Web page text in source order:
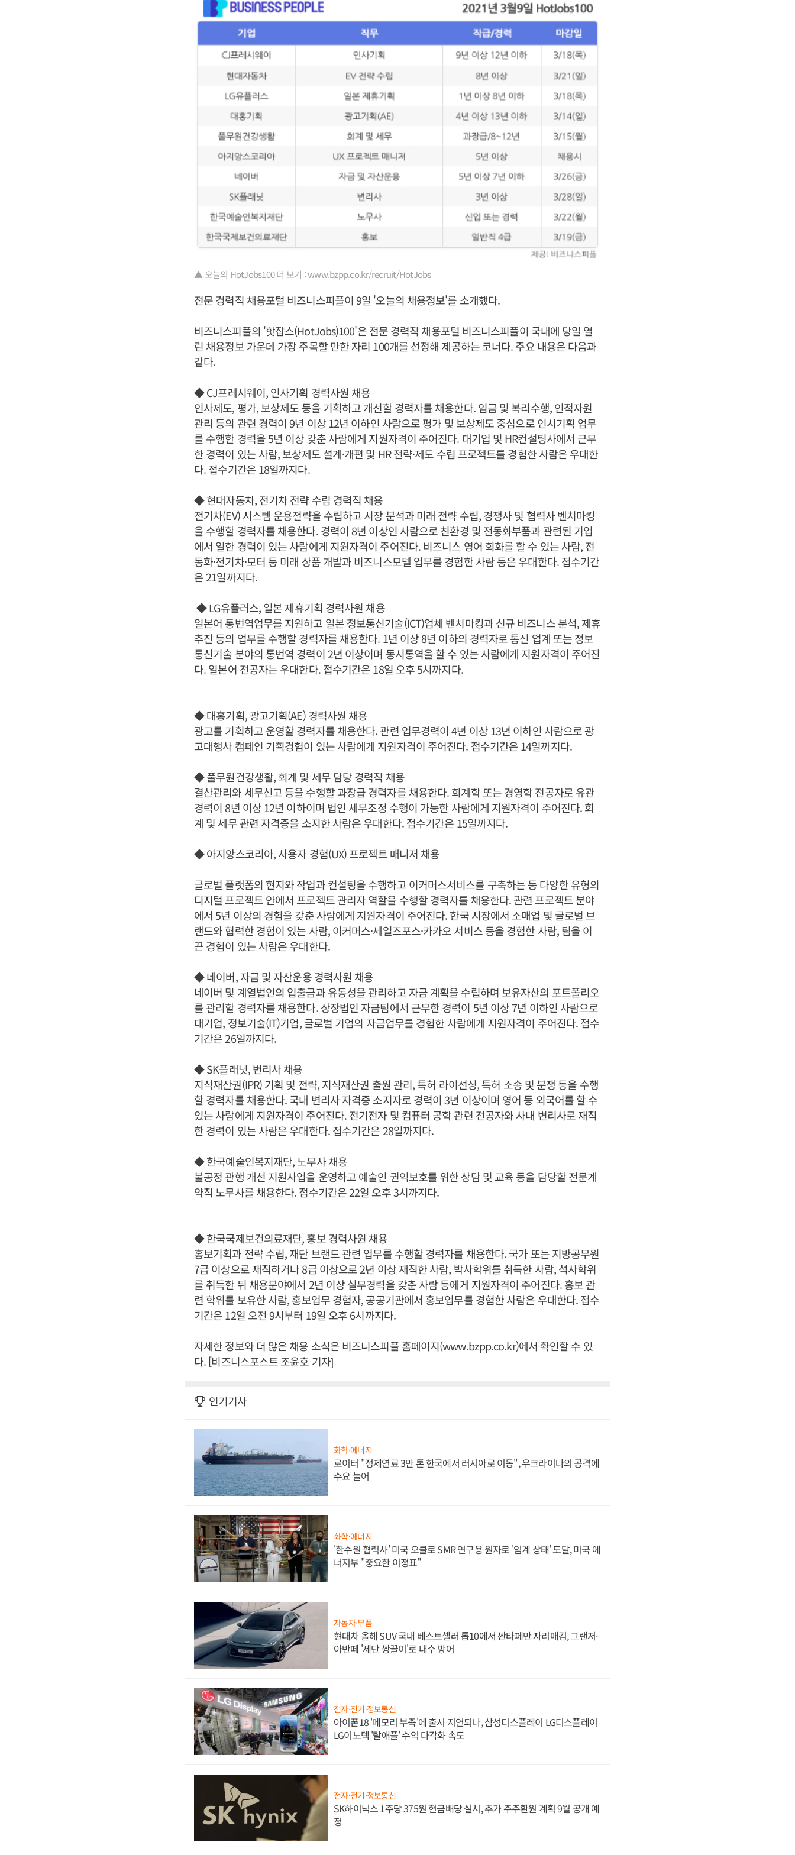
▲ 오늘의 HotJobs100 더 보기 : www.bzpp.co.kr/recruit/HotJobs
전문 경력직 채용포털 비즈니스피플이 9일 '오늘의 채용정보'를 소개했다.
비즈니스피플의 '핫잡스(HotJobs)100'은 전문 경력직 채용포털 비즈니스피플이 국내에 당일 열
린 채용정보 가운데 가장 주목할 만한 자리 100개를 선정해 제공하는 코너다. 주요 내용은 다음과
같다.
◆ CJ프레시웨이, 인사기획 경력사원 채용
인사제도, 평가, 보상제도 등을 기획하고 개선할 경력자를 채용한다. 임금 및 복리수행, 인적자원
관리 등의 관련 경력이 9년 이상 12년 이하인 사람으로 평가 및 보상제도 중심으로 인시기획 업무
를 수행한 경력을 5년 이상 갖춘 사람에게 지원자격이 주어진다. 대기업 및 HR컨설팅사에서 근무
한 경력이 있는 사람, 보상제도 설계·개편 및 HR 전략·제도 수립 프로젝트를 경험한 사람은 우대한
다. 접수기간은 18일까지다.
◆ 현대자동차, 전기차 전략 수립 경력직 채용
전기차(EV) 시스템 운용전략을 수립하고 시장 분석과 미래 전략 수립, 경쟁사 및 협력사 벤치마킹
을 수행할 경력자를 채용한다. 경력이 8년 이상인 사람으로 친환경 및 전동화부품과 관련된 기업
에서 일한 경력이 있는 사람에게 지원자격이 주어진다. 비즈니스 영어 회화를 할 수 있는 사람, 전
동화·전기차·모터 등 미래 상품 개발과 비즈니스모델 업무를 경험한 사람 등은 우대한다. 접수기간
은 21일까지다.
◆ LG유플러스, 일본 제휴기획 경력사원 채용
일본어 통번역업무를 지원하고 일본 정보통신기술(ICT)업체 벤치마킹과 신규 비즈니스 분석, 제휴
추진 등의 업무를 수행할 경력자를 채용한다. 1년 이상 8년 이하의 경력자로 통신 업계 또는 정보
통신기술 분야의 통번역 경력이 2년 이상이며 동시통역을 할 수 있는 사람에게 지원자격이 주어진
다. 일본어 전공자는 우대한다. 접수기간은 18일 오후 5시까지다.
◆ 대홍기획, 광고기획(AE) 경력사원 채용
광고를 기획하고 운영할 경력자를 채용한다. 관련 업무경력이 4년 이상 13년 이하인 사람으로 광
고대행사 캠페인 기획경험이 있는 사람에게 지원자격이 주어진다. 접수기간은 14일까지다.
◆ 풀무원건강생활, 회계 및 세무 담당 경력직 채용
결산관리와 세무신고 등을 수행할 과장급 경력자를 채용한다. 회계학 또는 경영학 전공자로 유관
경력이 8년 이상 12년 이하이며 법인 세무조정 수행이 가능한 사람에게 지원자격이 주어진다. 회
계 및 세무 관련 자격증을 소지한 사람은 우대한다. 접수기간은 15일까지다.
◆ 아지앙스코리아, 사용자 경험(UX) 프로젝트 매니저 채용
글로벌 플랫폼의 현지와 작업과 컨설팅을 수행하고 이커머스서비스를 구축하는 등 다양한 유형의
디지털 프로젝트 안에서 프로젝트 관리자 역할을 수행할 경력자를 채용한다. 관련 프로젝트 분야
에서 5년 이상의 경험을 갖춘 사람에게 지원자격이 주어진다. 한국 시장에서 소매업 및 글로벌 브
랜드와 협력한 경험이 있는 사람, 이커머스·세일즈포스·카카오 서비스 등을 경험한 사람, 팀을 이
끈 경험이 있는 사람은 우대한다.
◆ 네이버, 자금 및 자산운용 경력사원 채용
네이버 및 계열법인의 입출금과 유동성을 관리하고 자금 계획을 수립하며 보유자산의 포트폴리오
를 관리할 경력자를 채용한다. 상장법인 자금팀에서 근무한 경력이 5년 이상 7년 이하인 사람으로
대기업, 정보기술(IT)기업, 글로벌 기업의 자금업무를 경험한 사람에게 지원자격이 주어진다. 접수
기간은 26일까지다.
◆ SK플래닛, 변리사 채용
지식재산권(IPR) 기획 및 전략, 지식재산권 출원 관리, 특허 라이선싱, 특허 소송 및 분쟁 등을 수행
할 경력자를 채용한다. 국내 변리사 자격증 소지자로 경력이 3년 이상이며 영어 등 외국어를 할 수
있는 사람에게 지원자격이 주어진다. 전기전자 및 컴퓨터 공학 관련 전공자와 사내 변리사로 재직
한 경력이 있는 사람은 우대한다. 접수기간은 28일까지다.
◆ 한국예술인복지재단, 노무사 채용
불공정 관행 개선 지원사업을 운영하고 예술인 권익보호를 위한 상담 및 교육 등을 담당할 전문계
약직 노무사를 채용한다. 접수기간은 22일 오후 3시까지다.
◆ 한국국제보건의료재단, 홍보 경력사원 채용
홍보기획과 전략 수립, 재단 브랜드 관련 업무를 수행할 경력자를 채용한다. 국가 또는 지방공무원
7급 이상으로 재직하거나 8급 이상으로 2년 이상 재직한 사람, 박사학위를 취득한 사람, 석사학위
를 취득한 뒤 채용분야에서 2년 이상 실무경력을 갖춘 사람 등에게 지원자격이 주어진다. 홍보 관
련 학위를 보유한 사람, 홍보업무 경험자, 공공기관에서 홍보업무를 경험한 사람은 우대한다. 접수
기간은 12일 오전 9시부터 19일 오후 6시까지다.
자세한 정보와 더 많은 채용 소식은 비즈니스피플 홈페이지(www.bzpp.co.kr)에서 확인할 수 있
다. [비즈니스포스트 조윤호 기자]
인기기사
화학·에너지
로이터 "정제연료 3만 톤 한국에서 러시아로 이동", 우크라이나의 공격에
수요 늘어
화학·에너지
'한수원 협력사' 미국 오클로 SMR 연구용 원자로 '임계 상태' 도달, 미국 에
너지부 "중요한 이정표"
자동차·부품
현대차 올해 SUV 국내 베스트셀러 톱10에서 싼타페만 자리매김, 그랜저·
아반떼 '세단 쌍끌이'로 내수 방어
전자·전기·정보통신
아이폰18 '메모리 부족'에 출시 지연되나, 삼성디스플레이 LG디스플레이
LG이노텍 '탈애플' 수익 다각화 속도
전자·전기·정보통신
SK하이닉스 1주당 375원 현금배당 실시, 추가 주주환원 계획 9월 공개 예
정